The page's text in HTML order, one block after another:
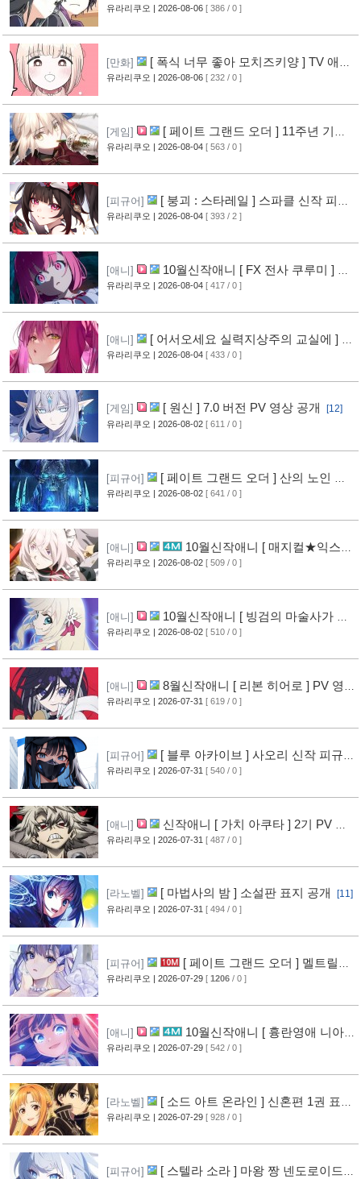
표지 공개
[7]
유라리쿠오 | 2026-08-06 [ 386 / 0 ]
[만화]
[ 폭식 너무 좋아 모치즈키양 ] TV 애니
메이션화 결정 [7]
유라리쿠오 | 2026-08-06 [ 232 / 0 ]
[게임]
[ 페이트 그랜드 오더 ] 11주년 기념
영상 공개
[7]
유라리쿠오 | 2026-08-04 [ 563 / 0 ]
[피규어]
[ 붕괴 : 스타레일 ] 스파클 신작 피규
어 공개
[4]
유라리쿠오 | 2026-08-04 [ 393 / 2 ]
[애니]
10월신작애니 [ FX 전사 쿠루미 ] PV
영상 공개
[5]
유라리쿠오 | 2026-08-04 [ 417 / 0 ]
[애니]
[ 어서오세요 실력지상주의 교실에 ] 블
루레이 VOL.2 표지 공개 [6]
유라리쿠오 | 2026-08-04 [ 433 / 0 ]
[게임] [ 원신 ] 7.0 버전 PV 영상 공개 [12]
유라리쿠오 | 2026-08-02 [ 611 / 0 ]
[피규어]
[ 페이트 그랜드 오더 ] 산의 노인 신
작 피규어 공개 [16]
유라리쿠오 | 2026-08-02 [ 641 / 0 ]
[애니]
10월신작애니 [ 매지컬★익스플
로러 ] PV 영상 공개 [11]
유라리쿠오 | 2026-08-02 [ 509 / 0 ]
[애니]
10월신작애니 [ 빙검의 마술사가 세
계를 다스린다 ] 2기 PV 영상 공개
유라리쿠오 | 2026-08-02 [ 510 / 0 ]
[애니]
8월신작애니 [ 리본 히어로 ] PV 영
상 공개
[11]
유라리쿠오 | 2026-07-31 [ 619 / 0 ]
[피규어]
[ 블루 아카이브 ] 사오리 신작 피규어
공개 [10]
유라리쿠오 | 2026-07-31 [ 540 / 0 ]
[애니]
신작애니 [ 가치 아쿠타 ] 2기 PV 영
상 공개
[13]
유라리쿠오 | 2026-07-31 [ 487 / 0 ]
[라노벨] [ 마법사의 밤 ] 소설판 표지 공개 [11]
유라리쿠오 | 2026-07-31 [ 494 / 0 ]
[피규어]
[ 페이트 그랜드 오더 ] 멜트릴리
스 신작 피규어 공개 [12]
유라리쿠오 | 2026-07-29 [ 1206 / 0 ]
[애니]
10월신작애니 [ 흉란영애 니아
리스톤 ] PV 영상 공개 [13]
유라리쿠오 | 2026-07-29 [ 542 / 0 ]
[라노벨]
[ 소드 아트 온라인 ] 신혼편 1권 표지
공개 [16]
유라리쿠오 | 2026-07-29 [ 928 / 0 ]
[피규어] [ 스텔라 소라 ] 마왕 짱 넨도로이드